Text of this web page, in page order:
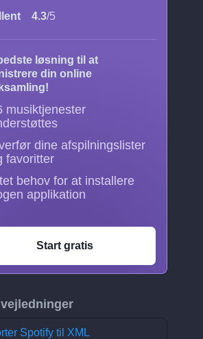
4.3/5
løsning til at
din online
musiktjenester
dine afspilningslister
favoritter
behov for at installere
applikation
Start gratis
Spotify til XML